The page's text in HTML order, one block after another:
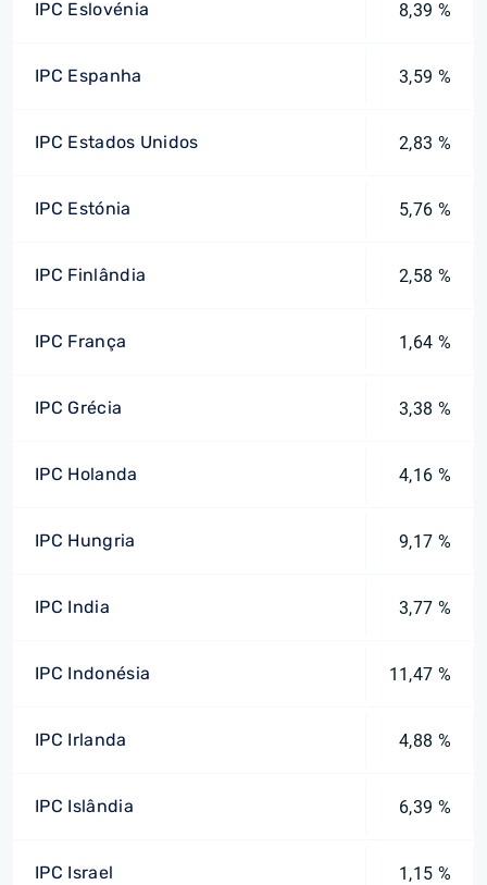
IPC Eslovénia 8,39 %
IPC Espanha 3,59 %
IPC Estados Unidos 2,83 %
IPC Estónia 5,76 %
IPC Finlândia 2,58 %
IPC França 1,64 %
IPC Grécia 3,38 %
IPC Holanda 4,16 %
IPC Hungria 9,17 %
IPC India 3,77 %
IPC Indonésia 11,47 %
IPC Irlanda 4,88 %
IPC Islândia 6,39 %
IPC Israel 1,15 %